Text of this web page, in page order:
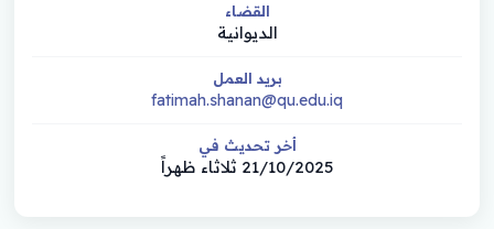
القضاء
الديوانية
بريد العمل
fatimah.shanan@qu.edu.iq
أخر تحديث في
21/10/2025 ثلاثاء ظهراً